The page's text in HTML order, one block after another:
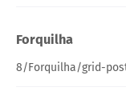
Forquilha
8/Forquilha/grid-